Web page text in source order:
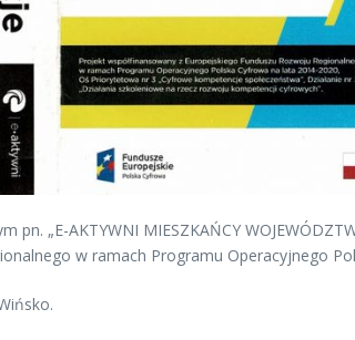
„E-AKTYWNI MIESZKAŃCY
w ramach Programu Operacyjnego